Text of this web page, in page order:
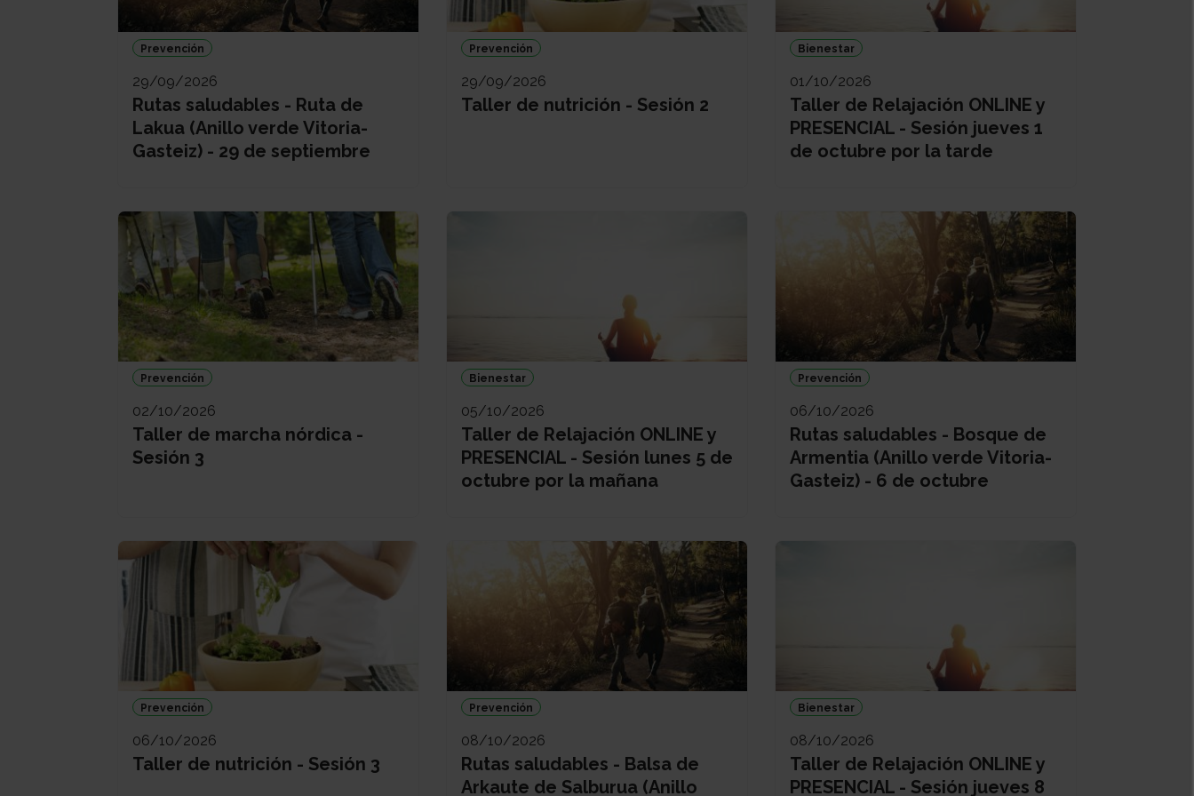
Prevención
29/09/2026
Rutas saludables - Ruta de
Lakua (Anillo verde Vitoria-
Gasteiz) - 29 de septiembre
Prevención
29/09/2026
Taller de nutrición - Sesión 2
Bienestar
01/10/2026
Taller de Relajación ONLINE y
PRESENCIAL - Sesión jueves 1
de octubre por la tarde
Prevención
02/10/2026
Taller de marcha nórdica -
Sesión 3
Bienestar
05/10/2026
Taller de Relajación ONLINE y
PRESENCIAL - Sesión lunes 5 de
octubre por la mañana
Prevención
06/10/2026
Rutas saludables - Bosque de
Armentia (Anillo verde Vitoria-
Gasteiz) - 6 de octubre
Prevención
06/10/2026
Taller de nutrición - Sesión 3
Prevención
08/10/2026
Rutas saludables - Balsa de
Arkaute de Salburua (Anillo
Bienestar
08/10/2026
Taller de Relajación ONLINE y
PRESENCIAL - Sesión jueves 8